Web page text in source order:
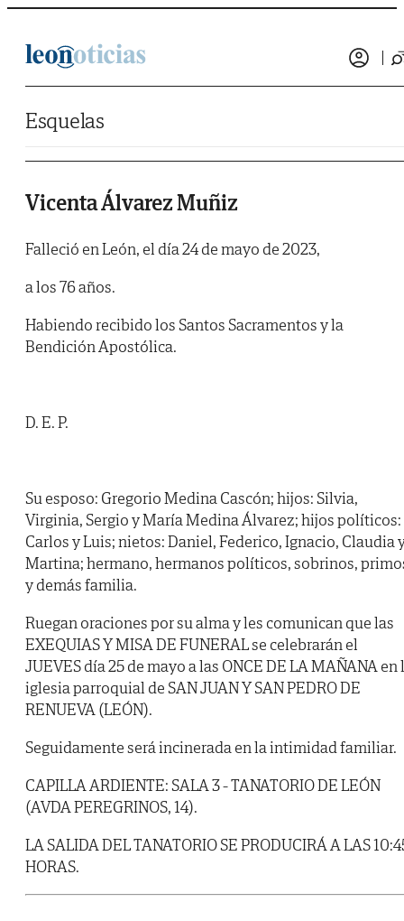
Saltar al contenido
Esquelas
Vicenta Álvarez Muñiz
Falleció en León, el día 24 de mayo de 2023,
a los 76 años.
Habiendo recibido los Santos Sacramentos y la
Bendición Apostólica.
D. E. P.
Su esposo: Gregorio Medina Cascón; hijos: Silvia,
Virginia, Sergio y María Medina Álvarez; hijos políticos:
Carlos y Luis; nietos: Daniel, Federico, Ignacio, Claudia
Martina; hermano, hermanos políticos, sobrinos,
y demás familia.
Ruegan oraciones por su alma y les comunican que las
EXEQUIAS Y MISA DE FUNERAL se celebrarán el
JUEVES día 25 de mayo a las ONCE DE LA MAÑANA en
iglesia parroquial de SAN JUAN Y SAN PEDRO DE
RENUEVA (LEÓN).
Seguidamente será incinerada en la intimidad familiar.
CAPILLA ARDIENTE: SALA 3 - TANATORIO DE LEÓN
(AVDA PEREGRINOS, 14).
LA SALIDA DEL TANATORIO SE PRODUCIRÁ A LAS
HORAS.